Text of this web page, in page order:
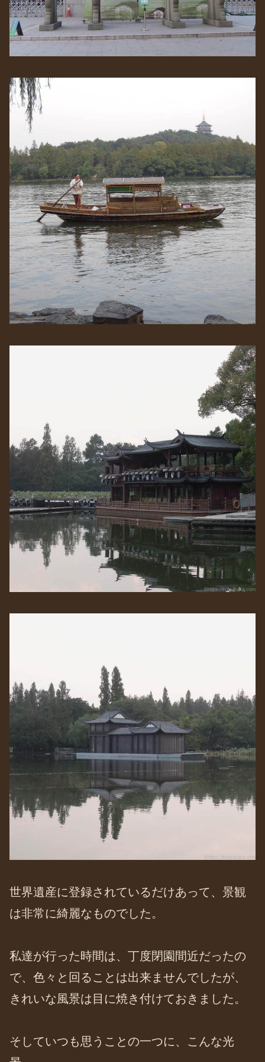
世界遺産に登録されているだけあって、景観
は非常に綺麗なものでした。
私達が行った時間は、丁度閉園間近だったの
で、色々と回ることは出来ませんでしたが、
きれいな風景は目に焼き付けておきました。
そしていつも思うことの一つに、こんな光